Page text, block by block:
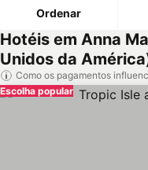
Ordenar
Hotéis em Anna
Unidos da
Como os pagamentos
Escolha popular